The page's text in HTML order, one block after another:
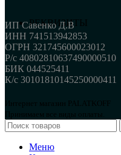
РЕКВИЗИТЫ
ИП Савенко Д.В
ИНН 741513942853
ОГРН 321745600023012
Р/с 40802810637490000510
БИК 044525411
К/с 30101810145250000411
Интернет магазин PALATKOFF
Принимаем все виды оплаты.
Меню